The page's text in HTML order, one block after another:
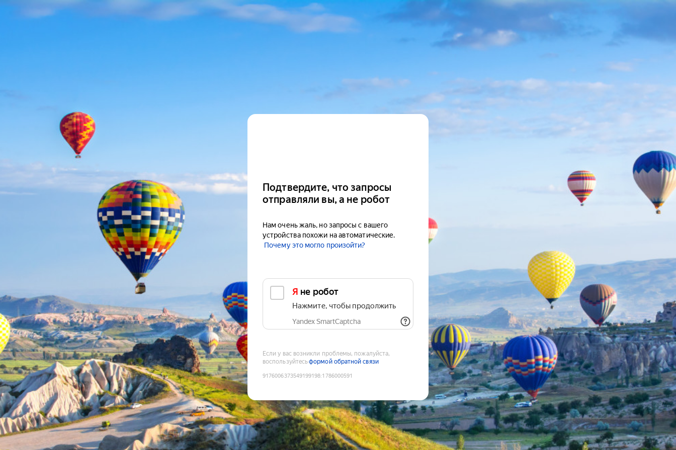
Подтвердите, что запросы
отправляли вы, а не робот
Нам очень жаль, но запросы с вашего
устройства похожи на автоматические.
Почему это могло произойти?
Я не робот
Нажмите, чтобы продолжить
Yandex SmartCaptcha
Если у вас возникли проблемы, пожалуйста,
воспользуйтесьформой обратной связи
9176006373549199198:1786000591